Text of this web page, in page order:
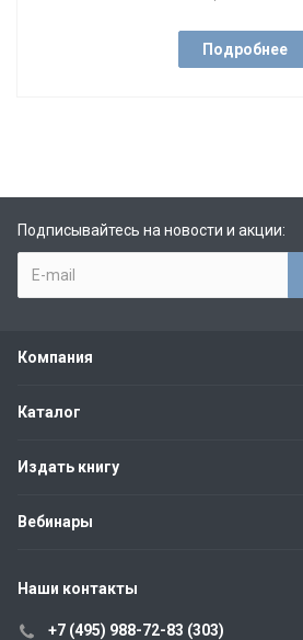
Подробнее
Подписывайтесь на новости и акции:
Компания
Каталог
Издать книгу
Вебинары
Наши контакты
+7 (495) 988-72-83 (303)